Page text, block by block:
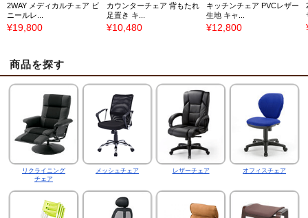
2WAY メディカルチェア ビ
ニールレ...
¥19,800
カウンターチェア 背もたれ
足置き キ...
¥10,480
キッチンチェア PVCレザー
生地 キャ...
¥12,800
商品を探す
リクライニング
チェア
メッシュチェア レザーチェア オフィスチェア